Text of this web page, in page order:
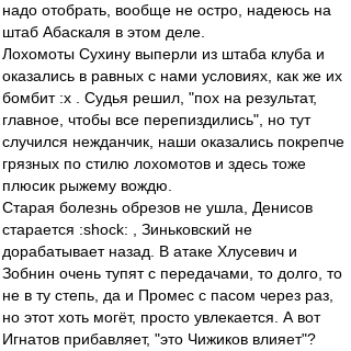
надо отобрать, вообще не остро, надеюсь на
штаб Абаскаля в этом деле.
Лохомоты Сухину выперли из штаба клуба и
оказались в равных с нами условиях, как же их
бомбит :x . Судья решил, "пох на результат,
главное, чтобы все перепиздились", но тут
случился нежданчик, наши оказались покрепче
грязных по стилю лохомотов и здесь тоже
плюсик рыжему вождю.
Старая болезнь обрезов не ушла, Денисов
старается :shock: , Зиньковский не
дорабатывает назад. В атаке Хлусевич и
Зобнин очень тупят с передачами, то долго, то
не в ту степь, да и Промес с пасом через раз,
но этот хоть могёт, просто увлекается. А вот
Игнатов прибавляет, "это Чижиков влияет"?